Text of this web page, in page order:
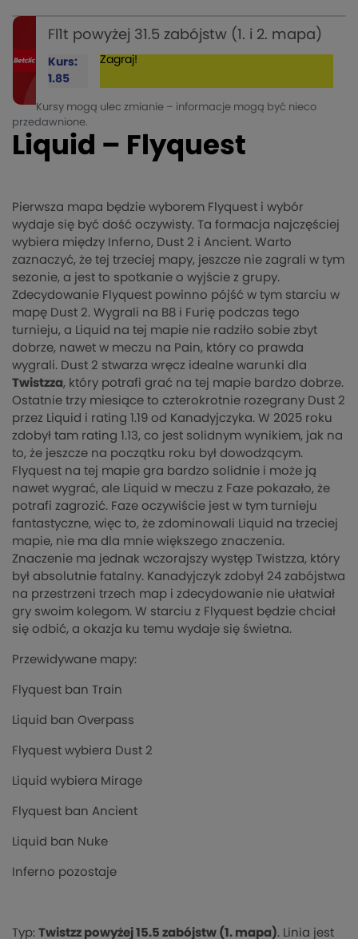
Fl1t powyżej 31.5 zabójstw (1. i 2. mapa)
Kurs:
1.85
Zagraj!
Kursy mogą ulec zmianie – informacje mogą być nieco
przedawnione.
Liquid – Flyquest
Pierwsza mapa będzie wyborem Flyquest i wybór
wydaje się być dość oczywisty. Ta formacja najczęściej
wybiera między Inferno, Dust 2 i Ancient. Warto
zaznaczyć, że tej trzeciej mapy, jeszcze nie zagrali w tym
sezonie, a jest to spotkanie o wyjście z grupy.
Zdecydowanie Flyquest powinno pójść w tym starciu w
mapę Dust 2. Wygrali na B8 i Furię podczas tego
turnieju, a Liquid na tej mapie nie radziło sobie zbyt
dobrze, nawet w meczu na Pain, który co prawda
wygrali. Dust 2 stwarza wręcz idealne warunki dla
Twistzza, który potrafi grać na tej mapie bardzo dobrze.
Ostatnie trzy miesiące to czterokrotnie rozegrany Dust 2
przez Liquid i rating 1.19 od Kanadyjczyka. W 2025 roku
zdobył tam rating 1.13, co jest solidnym wynikiem, jak na
to, że jeszcze na początku roku był dowodzącym.
Flyquest na tej mapie gra bardzo solidnie i może ją
nawet wygrać, ale Liquid w meczu z Faze pokazało, że
potrafi zagrozić. Faze oczywiście jest w tym turnieju
fantastyczne, więc to, że zdominowali Liquid na trzeciej
mapie, nie ma dla mnie większego znaczenia.
Znaczenie ma jednak wczorajszy występ Twistzza, który
był absolutnie fatalny. Kanadyjczyk zdobył 24 zabójstwa
na przestrzeni trzech map i zdecydowanie nie ułatwiał
gry swoim kolegom. W starciu z Flyquest będzie chciał
się odbić, a okazja ku temu wydaje się świetna.
Przewidywane mapy:
Flyquest ban Train
Liquid ban Overpass
Flyquest wybiera Dust 2
Liquid wybiera Mirage
Flyquest ban Ancient
Liquid ban Nuke
Inferno pozostaje
Typ: Twistzz powyżej 15.5 zabójstw (1. mapa). Linia jest